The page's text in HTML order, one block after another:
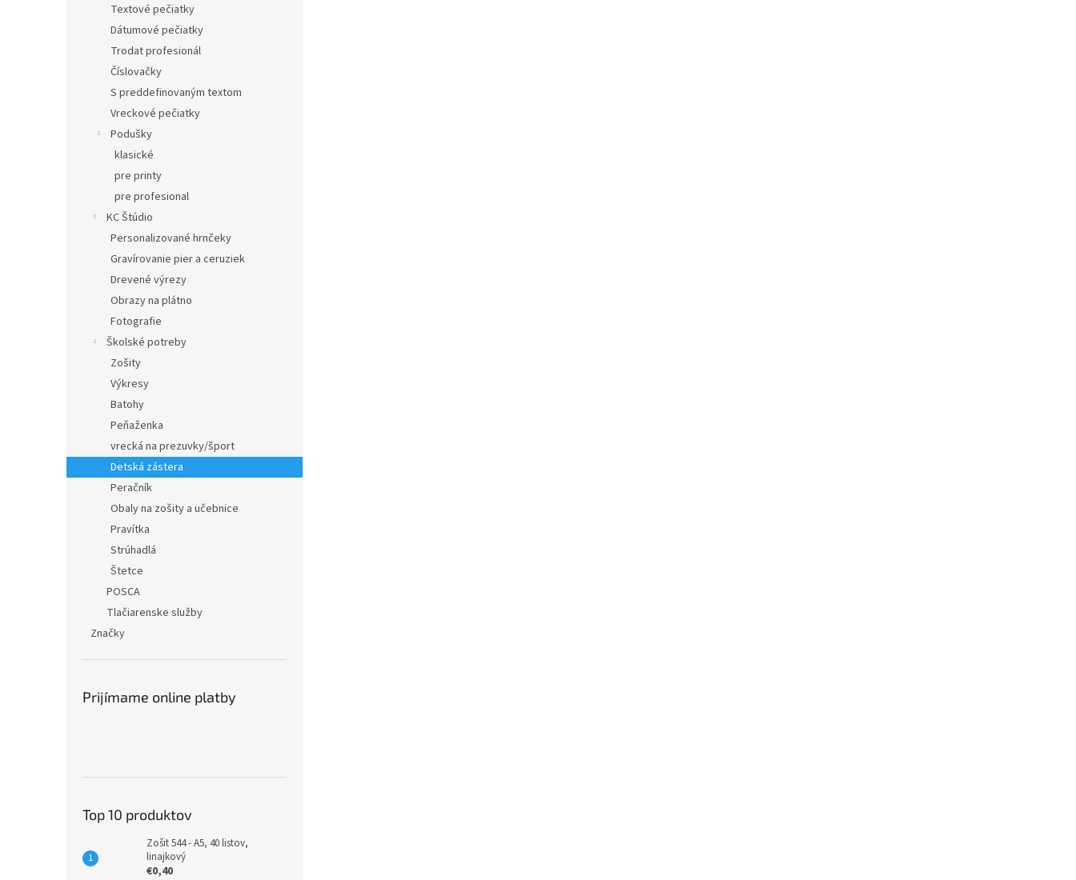
Textové pečiatky
Dátumové pečiatky
Trodat profesionál
Číslovačky
S preddefinovaným textom
Vreckové pečiatky
Podušky
klasické
pre printy
pre profesional
KC Štúdio
Personalizované hrnčeky
Gravírovanie pier a ceruziek
Drevené výrezy
Obrazy na plátno
Fotografie
Školské potreby
Zošity
Výkresy
Batohy
Peňaženka
vrecká na prezuvky/šport
Detská zástera
Peračník
Obaly na zošity a učebnice
Pravítka
Strúhadlá
Štetce
POSCA
Tlačiarenske služby
Značky
Prijímame online platby
Top 10 produktov
Zošit 544 - A5, 40 listov,
linajkový
€0,40